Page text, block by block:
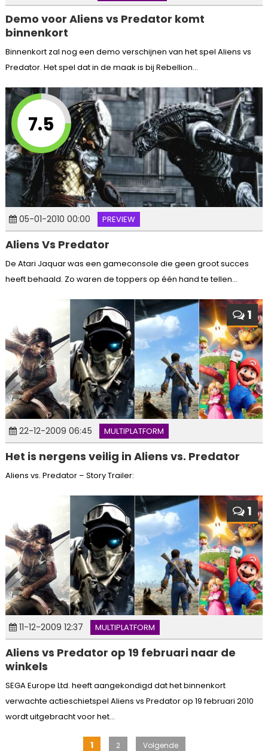
Demo voor Aliens vs Predator komt
binnenkort
Binnenkort zal nog een demo verschijnen van het spel Aliens vs
Predator. Het spel dat in de maak is bij Rebellion...
7.5
05-01-2010 00:00 PREVIEW
Aliens Vs Predator
De Atari Jaquar was een gameconsole die geen groot succes
heeft behaald. Zo waren de toppers op één hand te tellen...
1
22-12-2009 06:45 MULTIPLATFORM
Het is nergens veilig in Aliens vs. Predator
Aliens vs. Predator – Story Trailer:
1
11-12-2009 12:37 MULTIPLATFORM
Aliens vs Predator op 19 februari naar de
winkels
SEGA Europe Ltd. heeft aangekondigd dat het binnenkort
verwachte actieschietspel Aliens vs Predator op 19 februari 2010
wordt uitgebracht voor het...
1 2 Volgende